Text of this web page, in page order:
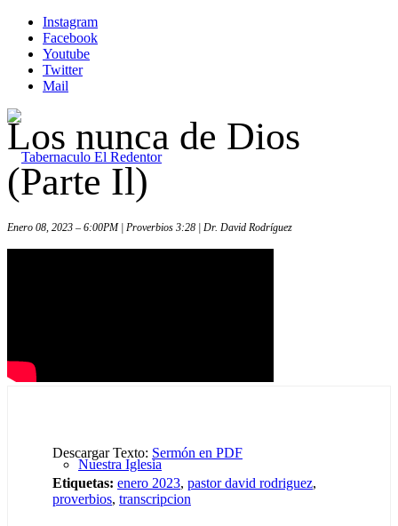
Instagram
Facebook
Youtube
Twitter
Mail
Nuestra Iglesia
Los nunca de Dios
(Parte Il)
Enero 08, 2023 – 6:00PM | Proverbios 3:28 | Dr. David Rodríguez
Descargar Texto: Sermón en PDF
Etiquetas: enero 2023, pastor david rodriguez,
proverbios, transcripcion